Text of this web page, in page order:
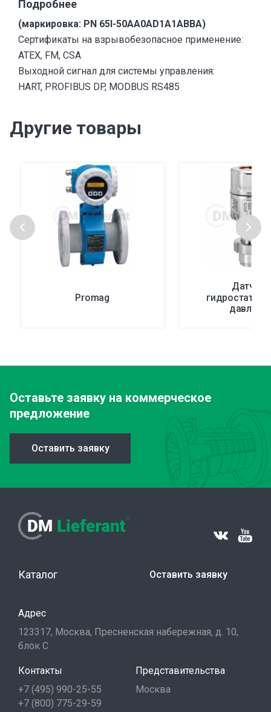
Подробнее
(маркировка: PN 65I-50AA0AD1A1ABBA)
Сертификаты на взрывобезопасное применение:
ATEX, FM, CSA
Выходной сигнал для системы управления:
HART, PROFIBUS DP, MODBUS RS485
Другие товары
Prоmag
Датчики
Оставьте заявку на коммерческое
предложение
Оставить заявку
Каталог Оставить заявку
Адрес
123317, Москва, Пресненская набережная, д. 10,
блок С
Контакты
+7 (495) 990-25-55
+7 (800) 775-29-59
Представительства
Москва